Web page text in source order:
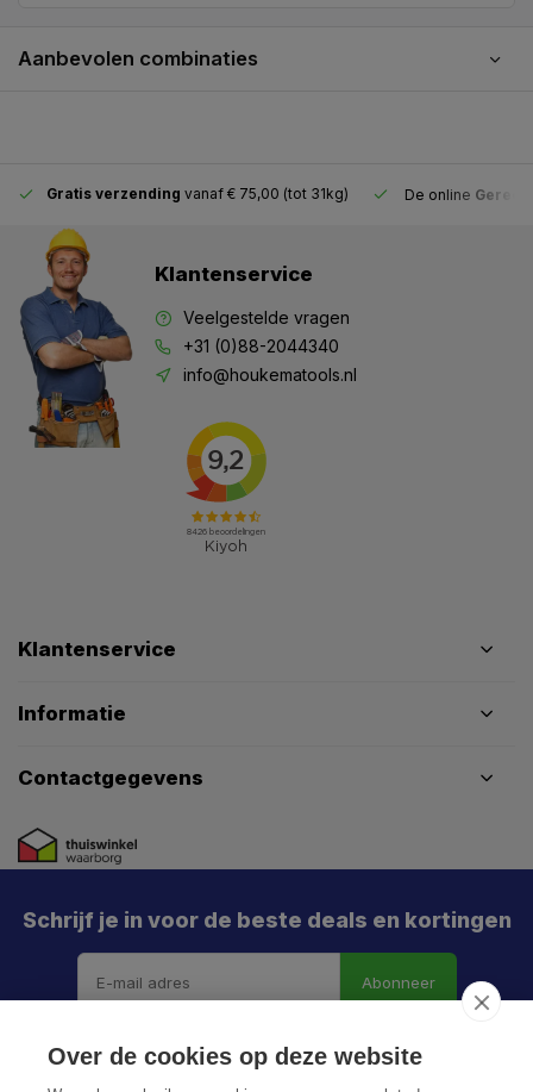
Aanbevolen combinaties
Gratis verzending vanaf € 75,00 (tot 31kg) De online
Klantenservice
Veelgestelde vragen
+31 (0)88-2044340
info@houkematools.nl
Klantenservice
Informatie
Contactgegevens
Schrijf je in voor de beste deals en kortingen
Abonneer
Over de cookies op deze website